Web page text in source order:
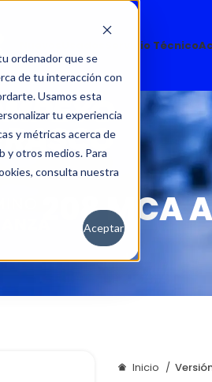
ordenador que se
de tu interacción con
Usamos esta
tu experiencia
y métricas acerca de
otros medios. Para
consulta nuestra
Aceptar
Servicio Técnico
208 MCA
Inicio